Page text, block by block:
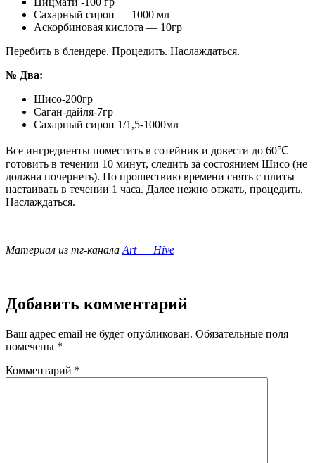
Сахарный сироп — 1000 мл
Аскорбиновая кислота — 10гр
Перебить в блендере. Процедить. Наслаждаться.
№ Два:
Шисо-200гр
Саган-дайля-7гр
Сахарный сироп 1/1,5-1000мл
Все ингредиенты поместить в сотейник и довести до 60℃
готовить в течении 10 минут, следить за состоянием Шисо (не
должна почернеть). По прошествию времени снять с плиты
настаивать в течении 1 часа. Далее нежно отжать, процедить.
Наслаждаться.
Материал из тг-канала Art___Hive
Добавить комментарий
Ваш адрес email не будет опубликован. Обязательные поля
помечены *
Комментарий *